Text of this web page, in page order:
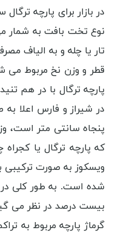
در بازار برای پارچه
نوع تخت بافت به شمار
تار یا چله و به الیاف
قطر و وزن نخ مربوط می
پارچه ترگال با در هم
در شیراز و فارس اعلا
پنجاه سانتی متر است،
که پارچه ترگال یا
ویسکوز به صورت ترکیبی
شده است. به طور کلی در
بیست درصد در نظر می
گرماژ پارچه مربوط به